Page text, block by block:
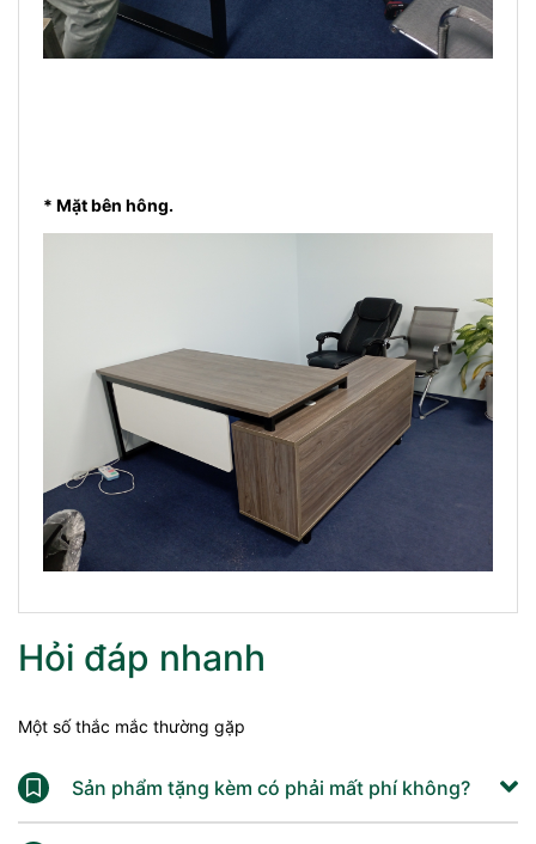
* Mặt bên hông.
Hỏi đáp nhanh
Một số thắc mắc thường gặp
Sản phẩm tặng kèm có phải mất phí không?